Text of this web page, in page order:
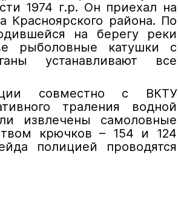
1974 г.р. Он приехал на
Красноярского района. По
на берегу реки
рыболовные катушки с
устанавливают все
совместно с ВКТУ
траления водной
извлечены самоловные
крючков – 154 и 124
полицией проводятся